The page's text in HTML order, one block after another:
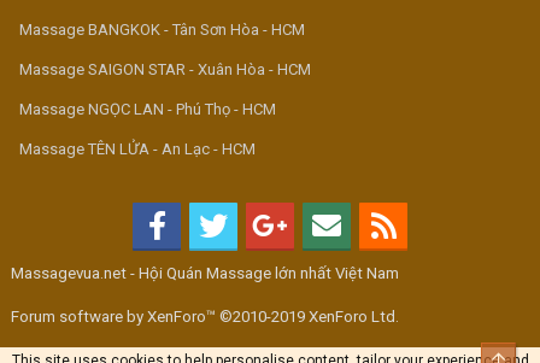
Massage BANGKOK - Tân Sơn Hòa - HCM
Massage SAIGON STAR - Xuân Hòa - HCM
Massage NGỌC LAN - Phú Thọ - HCM
Massage TÊN LỬA - An Lạc - HCM
Massagevua.net - Hội Quán Massage lớn nhất Việt Nam
Forum software by XenForo™ ©2010-2019 XenForo Ltd.
Top